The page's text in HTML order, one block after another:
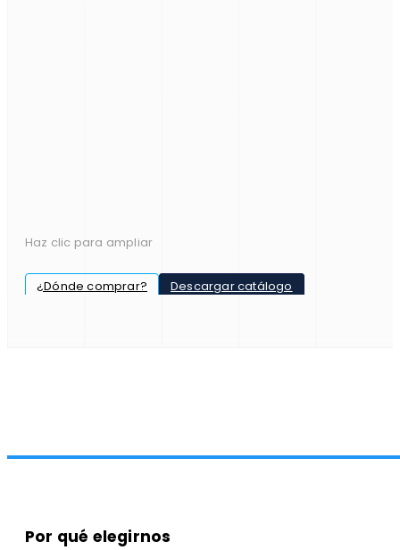
Haz clic para ampliar
¿Dónde comprar? Descargar catálogo
Por qué elegirnos